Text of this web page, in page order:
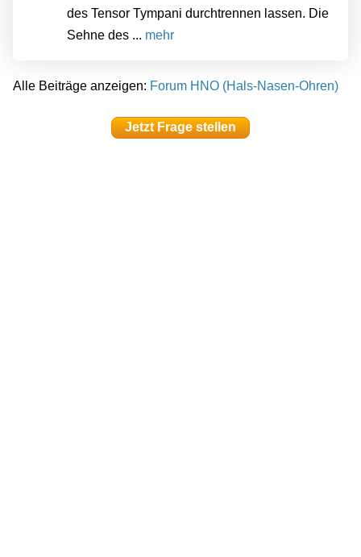
des Tensor Tympani durchtrennen lassen. Die
Sehne des ... mehr
Alle Beiträge anzeigen: Forum HNO (Hals-Nasen-Ohren)
Jetzt Frage stellen